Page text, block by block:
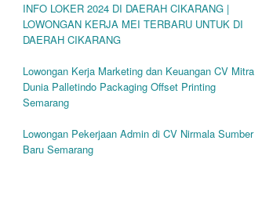
INFO LOKER 2024 DI DAERAH CIKARANG |
LOWONGAN KERJA MEI TERBARU UNTUK DI
DAERAH CIKARANG
Lowongan Kerja Marketing dan Keuangan CV Mitra
Dunia Palletindo Packaging Offset Printing
Semarang
Lowongan Pekerjaan Admin di CV Nirmala Sumber
Baru Semarang